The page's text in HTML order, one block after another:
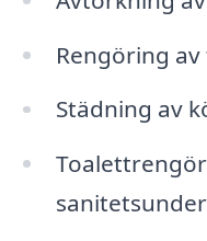
Rengöring
Städning av